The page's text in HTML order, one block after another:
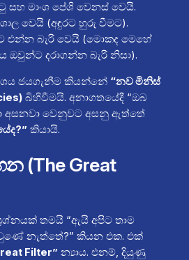
මාංශ පේශි වෙනස් වෙයි.
වෙයි (අඳුරට හුරු වීමට).
එන්න බැරි වෙයි (මොකද මෙහේ
ඔවුන්ට දරාගන්න බැරි නිසා).
ජයගැනීම කියන්නේ “නව මිනිස්
බිහිවීමයි. අනාගතයේදී “ඔබ
අසනවා වෙනුවට අසනු ඇත්තේ
කියායි.
(The Great
තමයි “ඇයි අපිට තාම
නැත්තේ?” කියන එක. එක්
Filter” න්‍යාය. එනම්, දියුණු